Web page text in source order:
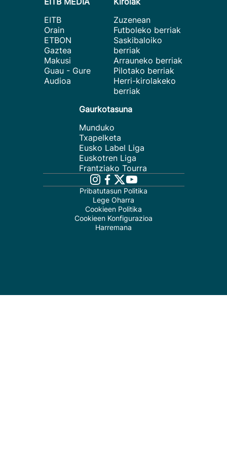
EITB
Orain
ETBON
Gaztea
Makusi
Guau - Gure
Audioa
Zuzenean
Futboleko berriak
Saskibaloiko
berriak
Arrauneko berriak
Pilotako berriak
Herri-kirolakeko
berriak
Gaurkotasuna
Munduko
Txapelketa
Eusko Label Liga
Euskotren Liga
Frantziako Tourra
Pribatutasun Politika
Lege Oharra
Cookieen Politika
Cookieen Konfigurazioa
Harremana